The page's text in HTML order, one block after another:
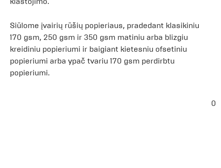
Siūlome įvairių rūšių popieriaus, pradedant klasikiniu
170 gsm, 250 gsm ir 350 gsm matiniu arba blizgiu
kreidiniu popieriumi ir baigiant kietesniu ofsetiniu
popieriumi arba ypač tvariu 170 gsm perdirbtu
popieriumi.
0